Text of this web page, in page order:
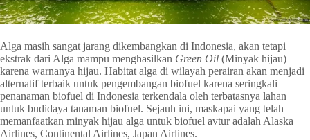
Alga masih sangat jarang dikembangkan di Indonesia, akan tetapi
ekstrak dari Alga mampu menghasilkan Green Oil (Minyak hijau)
karena warnanya hijau. Habitat alga di wilayah perairan akan menjadi
alternatif terbaik untuk pengembangan biofuel karena seringkali
penanaman biofuel di Indonesia terkendala oleh terbatasnya lahan
untuk budidaya tanaman biofuel. Sejauh ini, maskapai yang telah
memanfaatkan minyak hijau alga untuk biofuel avtur adalah Alaska
Airlines, Continental Airlines, Japan Airlines.